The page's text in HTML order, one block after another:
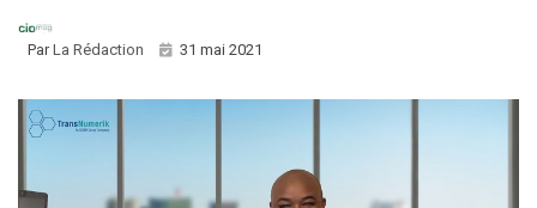
ParLa Rédaction 31 mai 2021